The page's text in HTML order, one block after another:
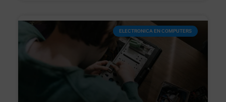
ELECTRONICA EN COMPUTERS